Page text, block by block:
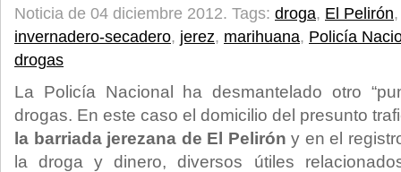
Noticia de 04 diciembre 2012. Tags: droga, El Pelirón
invernadero-secadero, jerez, marihuana, Policía
drogas
La Policía Nacional ha desmantelado otro
drogas. En este caso el domicilio del presunto
la barriada jerezana de El Pelirón y en el
la droga y dinero, diversos útiles